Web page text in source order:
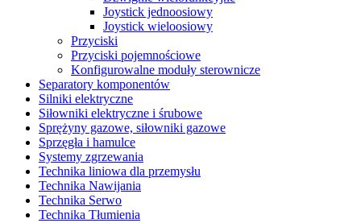
Joystick jednoosiowy
Joystick wieloosiowy
Przyciski
Przyciski pojemnościowe
Konfigurowalne moduły sterownicze
Separatory komponentów
Silniki elektryczne
Siłowniki elektryczne i śrubowe
Sprężyny gazowe, siłowniki gazowe
Sprzęgła i hamulce
Systemy zgrzewania
Technika liniowa dla przemysłu
Technika Nawijania
Technika Serwo
Technika Tłumienia